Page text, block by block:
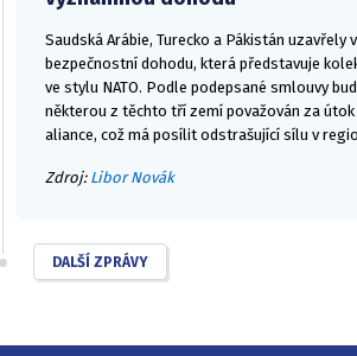
Saudská Arábie, Turecko a Pákistán uzavřely
bezpečnostní dohodu, která představuje
ve stylu NATO. Podle podepsané smlouvy
některou z těchto tří zemí považován za útok
aliance, což má posílit odstrašující sílu v
Zdroj: Libor Novák
DALŠÍ ZPRÁVY